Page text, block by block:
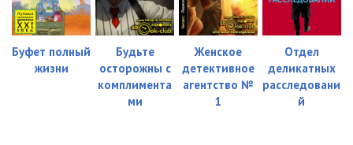
Буфет полный
жизни
Будьте
осторожны с
комплимента
ми
Женское
детективное
агентство №
1
Отдел
деликатных
расследовани
й